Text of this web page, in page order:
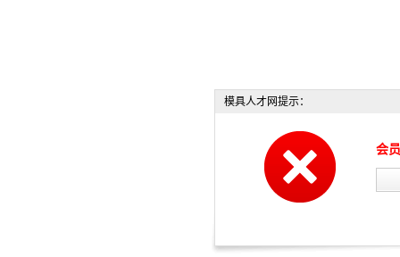
模具人才网提示：
会